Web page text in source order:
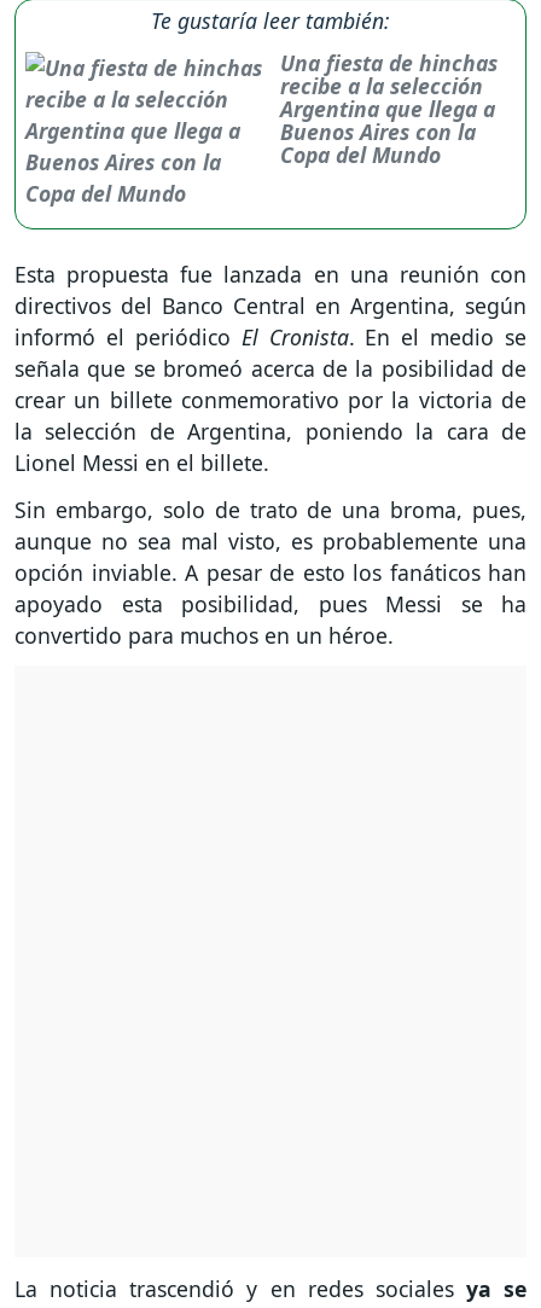
Te gustaría leer también:
Una fiesta de hinchas
recibe a la selección
Argentina que llega a
Buenos Aires con la
Copa del Mundo
Esta propuesta fue lanzada en una reunión con
directivos del Banco Central en Argentina, según
informó el periódico El Cronista. En el medio se
señala que se bromeó acerca de la posibilidad de
crear un billete conmemorativo por la victoria de
la selección de Argentina, poniendo la cara de
Lionel Messi en el billete.
Sin embargo, solo de trato de una broma, pues,
aunque no sea mal visto, es probablemente una
opción inviable. A pesar de esto los fanáticos han
apoyado esta posibilidad, pues Messi se ha
convertido para muchos en un héroe.
La noticia trascendió y en redes sociales ya se